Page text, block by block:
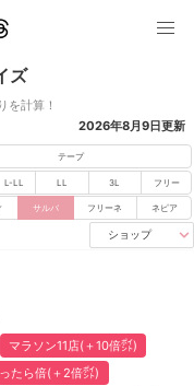
ズ
を計算！
2026年8月9日更新
テープ
L-LL LL 3L フリー
サルバ フリーネ ネピア
ショップ
マラソン11店(＋10倍㌽)
たら倍(＋2倍㌽)